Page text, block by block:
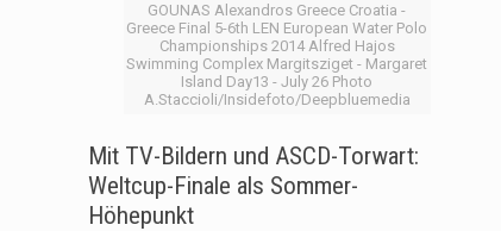
GOUNAS Alexandros Greece Croatia -
Greece Final 5-6th LEN European Water Polo
Championships 2014 Alfred Hajos
Swimming Complex Margitsziget - Margaret
Island Day13 - July 26 Photo
A.Staccioli/Insidefoto/Deepbluemedia
Mit TV-Bildern und ASCD-Torwart:
Weltcup-Finale als Sommer-
Höhepunkt